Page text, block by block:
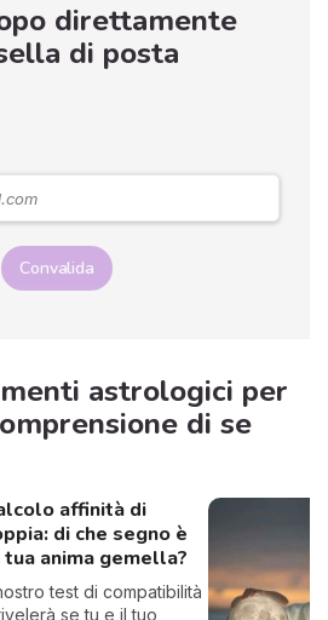
direttamente
di posta
Convalida
astrologici per
di se
affinità di
di che segno è
tua anima gemella?
test di compatibilità
se tu e il tuo